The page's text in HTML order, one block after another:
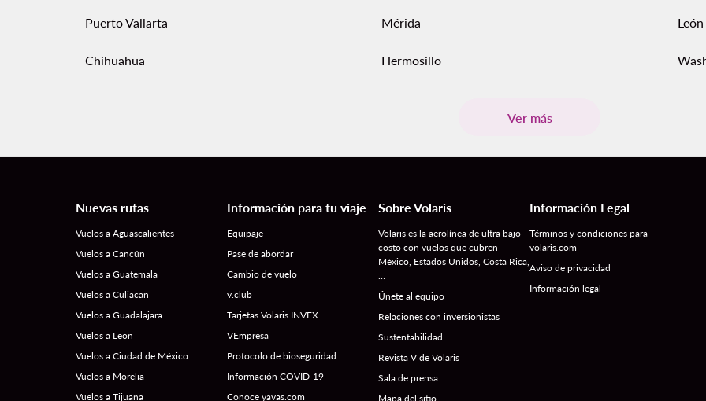
Puerto Vallarta Mérida León
Chihuahua Hermosillo
Ver más
Nuevas rutas
Vuelos a Aguascalientes
Vuelos a Cancún
Vuelos a Guatemala
Vuelos a Culiacan
Vuelos a Guadalajara
Vuelos a Leon
Vuelos a Ciudad de México
Vuelos a Morelia
Vuelos a Tijuana
Información para tu viaje
Equipaje
Pase de abordar
Cambio de vuelo
v.club
Tarjetas Volaris INVEX
VEmpresa
Protocolo de bioseguridad
Información COVID-19
Conoce yavas.com
Sobre Volaris
Volaris es la aerolínea de ultra bajo
costo con vuelos que cubren
México, Estados Unidos, Costa Rica,
…
Únete al equipo
Relaciones con inversionistas
Sustentabilidad
Revista V de Volaris
Sala de prensa
Mapa del sitio
Información Legal
Términos y condiciones para
volaris.com
Aviso de privacidad
Información legal